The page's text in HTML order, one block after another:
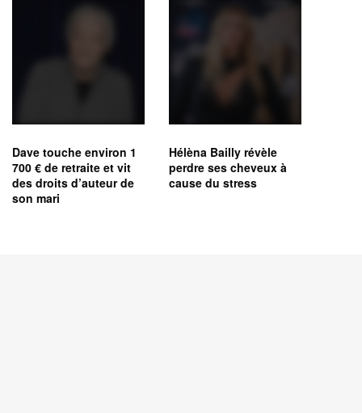
Dave touche environ 1
700 € de retraite et vit
des droits d’auteur de
son mari
Hélèna Bailly révèle
perdre ses cheveux à
cause du stress